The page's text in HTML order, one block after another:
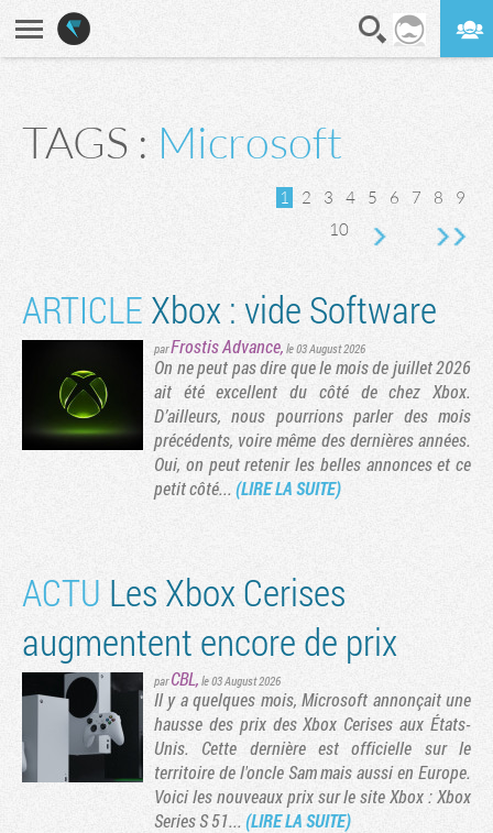
TAGS : Microsoft
1 2 3 4 5 6 7 8
9
10
page
ARTICLE Xbox : vide Software
parFrostis Advance, le 03 August 2026
On ne peut pas dire que le mois de juillet 2026
ait été excellent du côté de chez Xbox.
D’ailleurs, nous pourrions parler des mois
précédents, voire même des dernières années.
Oui, on peut retenir les belles annonces et ce
petit côté... (LIRE LA SUITE)
ACTU Les Xbox Cerises
augmentent encore de prix
parCBL, le 03 August 2026
Il y a quelques mois, Microsoft annonçait une
hausse des prix des Xbox Cerises aux États-
Unis. Cette dernière est officielle sur le
territoire de l'oncle Sam mais aussi en Europe.
Voici les nouveaux prix sur le site Xbox : Xbox
Series S 51... (LIRE LA SUITE)
Tribune